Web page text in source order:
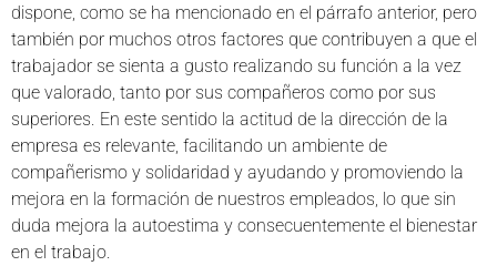
dispone, como se ha mencionado en el párrafo anterior, pero
también por muchos otros factores que contribuyen a que el
trabajador se sienta a gusto realizando su función a la vez
que valorado, tanto por sus compañeros como por sus
superiores. En este sentido la actitud de la dirección de la
empresa es relevante, facilitando un ambiente de
compañerismo y solidaridad y ayudando y promoviendo la
mejora en la formación de nuestros empleados, lo que sin
duda mejora la autoestima y consecuentemente el bienestar
en el trabajo.